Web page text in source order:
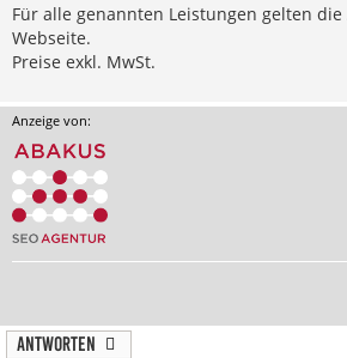
Für alle genannten Leistungen gelten
Webseite.
Preise exkl. MwSt.
Anzeige von:
Antworten